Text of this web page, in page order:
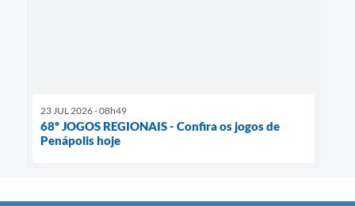
23 JUL 2026 - 08h49
68º JOGOS REGIONAIS - Confira os jogos de
Penápolis hoje